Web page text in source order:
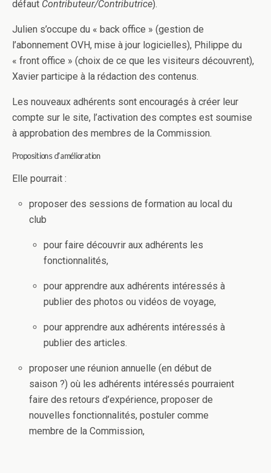
défaut Contributeur/Contributrice).
Julien s’occupe du « back office » (gestion de
l’abonnement OVH, mise à jour logicielles), Philippe du
« front office » (choix de ce que les visiteurs découvrent),
Xavier participe à la rédaction des contenus.
Les nouveaux adhérents sont encouragés à créer leur
compte sur le site, l’activation des comptes est soumise
à approbation des membres de la Commission.
Propositions d’amélioration
Elle pourrait :
proposer des sessions de formation au local du
club
pour faire découvrir aux adhérents les
fonctionnalités,
pour apprendre aux adhérents intéressés à
publier des photos ou vidéos de voyage,
pour apprendre aux adhérents intéressés à
publier des articles.
proposer une réunion annuelle (en début de
saison ?) où les adhérents intéressés pourraient
faire des retours d’expérience, proposer de
nouvelles fonctionnalités, postuler comme
membre de la Commission,